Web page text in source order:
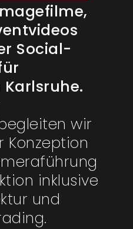
Social-
wir
Konzeption
inklusive
und